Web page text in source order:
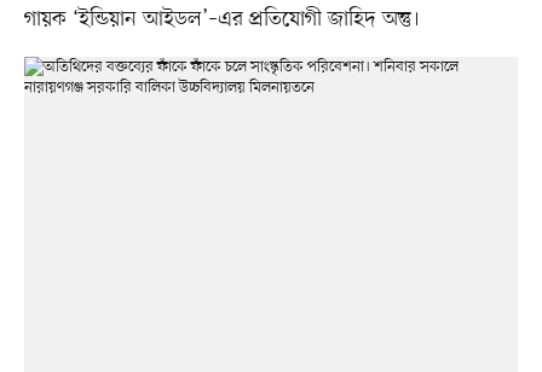
গায়ক ‘ইন্ডিয়ান আইডল’–এর প্রতিযোগী জাহিদ অন্তু।